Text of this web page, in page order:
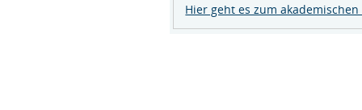
Hier geht es zum